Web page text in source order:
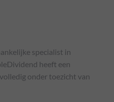
specialist in
heeft een
onder toezicht van